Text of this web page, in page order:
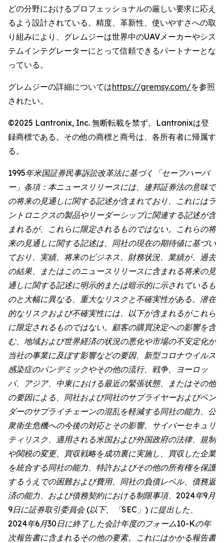
どの分野におけるプロフェッショナルの厳しい要求に応え
るよう設計されている。精度、革新性、使いやすさへの取
り組みにより、グレムジーは世界中のUAVメーカーやシス
テムインテグレーターにとって信頼できるパートナーとな
っている。
グレムジーの詳細についてはhttps://gremsy.com/を参照
されたい。
©2025 Lantronix, Inc. 無断転載を禁ず。Lantronixは登
録商標である。その他の商標と商号は、各所有者に帰属す
る。
1995年米国証券民事訴訟改革法に基づく「セーフハーバ
ー」条項：本ニュースリリースには、連邦証券法の意味で
の将来の見通しに関する記述が含まれており、これにはラ
ントロニクスの製品やリーダーシップに関連する記述が含
まれるが、これらに限定されるものではない。これらの将
来の見通しに関する記述は、同社の現在の期待値に基づい
ており、実績、将来のビジネス、財務状況、業績が、過去
の結果、またはこのニュースリリースに含まれる将来の見
通しに関する記述に明示的または暗示的に示されているも
のと大幅に異なる、重大なリスクと不確実性がある。潜在
的なリスクおよび不確実性には、以下が含まれるがこれら
に限定されるものではない。顧客の購買決定への影響を含
む、地域および世界経済の状況の悪化や市場の不安定化が
当社の事業に及ぼす影響などの要因、新型コロナウイルス
感染症のパンデミックやその他の流行、戦争、ヨーロッ
パ、アジア、中東における最近の緊張状態、またはその他
の要因による、同社および同社のサプライヤーおよびベン
ダーのサプライチェーンの混乱を軽減する同社の能力、公
衆衛生危機への今後の対応とその影響、サイバーセキュリ
ティリスク、適用される米国および外国政府の法律、規制
や関税の変更、買収戦略を成功裏に実施し、買収した企業
を統合する同社の能力、特許およびその他の所有権を保護
するうえでの困難および費用、同社の負債レベル、債務返
済の能力、および債務契約における制限事項、2024年9月
9日に証券取引委員会 (以下、「SEC」) に提出した、
2024年6月30日に終了した会計年度のフォーム10-Kの年
次報告書に含まれるその他の要素。これにはかかる報告書